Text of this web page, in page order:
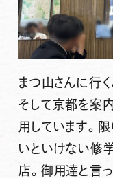
まつ山さんに行
そして京都を案
用しています。
いといけない修
店。御用達と言